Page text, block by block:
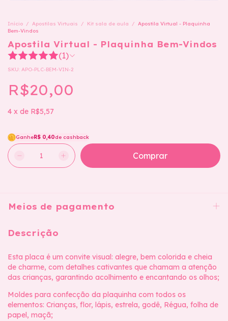
Início / Apostilas Virtuais / Kit sala de aula / Apostila Virtual - Plaquinha
Bem-Vindos
Apostila Virtual - Plaquinha Bem-Vindos
(1)
SKU: APO-PLC-BEM-VIN-2
R$20,00
4 x de R$5,57
GanheR$ 0,40de cashback
Meios de pagamento
Descrição
Esta placa é um convite visual: alegre, bem colorida e cheia
de charme, com detalhes cativantes que chamam a atenção
das crianças, garantindo acolhimento e encantando os olhos;
Moldes para confecção da plaquinha com todos os
elementos: Crianças, flor, lápis, estrela, godê, Régua, folha de
papel, maçã;